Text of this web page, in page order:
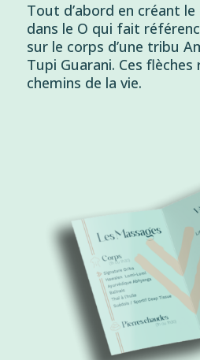
Tout d’abord en créant
dans le O qui fait
sur le corps d’une tribu
Tupi Guarani. Ces
chemins de la vie.